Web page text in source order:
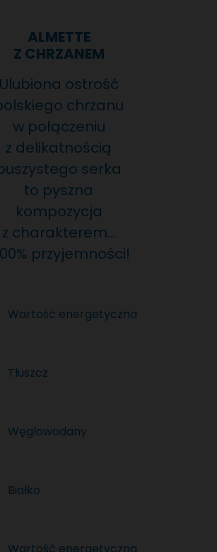
ALMETTE
Z CHRZANEM
Ulubiona ostrość
chrzanu
w połączeniu
z delikatnością
serka
to pyszna
kompozycja
z charakterem…
przyjemności!
Wartość energetyczna
Tłuszcz
Węglowodany
Białko
Wartość energetyczna